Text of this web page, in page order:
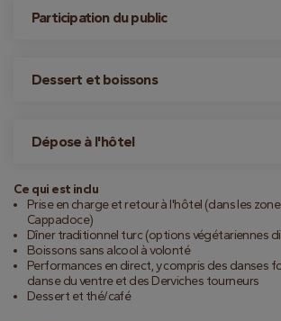
Participation du public
Dessert et boissons
Dépose à l'hôtel
Ce qui est inclu
Prise en charge et retour à l'hôtel (dans les
Cappadoce)
Dîner traditionnel turc (options végétariennes
Boissons sans alcool à volonté
Performances en direct, y compris des danses
danse du ventre et des Derviches tourneurs
Dessert et thé/café